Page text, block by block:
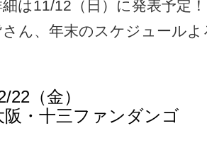
は11/12（日）に発表予定！
さん、年末のスケジュール
22（金）
阪・十三ファンダンゴ